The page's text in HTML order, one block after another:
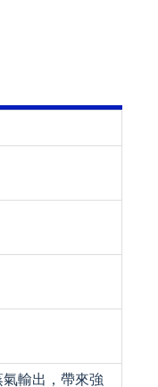
輸出，帶來強